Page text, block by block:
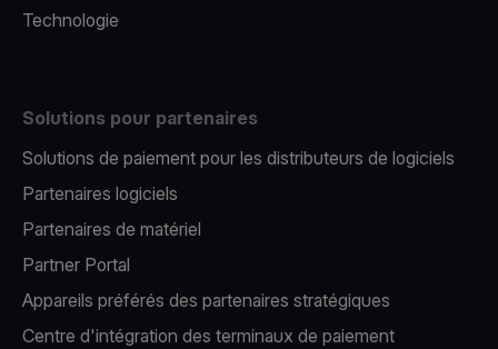
Technologie
Solutions pour partenaires
Solutions de paiement pour les distributeurs de logiciels
Partenaires logiciels
Partenaires de matériel
Partner Portal
Appareils préférés des partenaires stratégiques
Centre d'intégration des terminaux de paiement